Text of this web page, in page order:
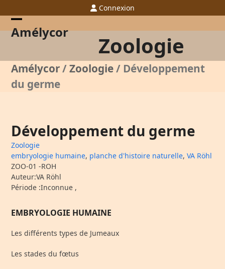
to
content
Connexion
Amélycor
Open
menu
Close
menu
Zoologie
Amélycor/Zoologie/ Développement
du germe
Développement du germe
Zoologie
embryologie humaine, planche d'histoire naturelle, VA Röhl
ZOO-01 -ROH
Auteur:VA Röhl
Période :Inconnue ,
EMBRYOLOGIE HUMAINE
Les différents types de Jumeaux
Les stades du fœtus